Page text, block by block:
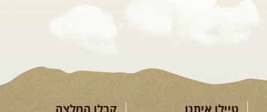
[המשך]
הקווקז הגבוה מחכה לכם: נתיבי שטח
מרהיבים, פסגות מושלגות, אירוח ...
[המשך]